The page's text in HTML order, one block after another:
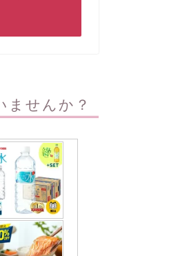
ませんか？